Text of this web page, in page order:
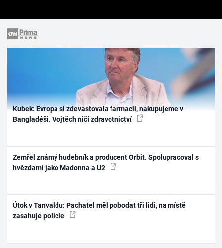
Kubek: Evropa si zdevastovala farmacii, nakupujeme v
Bangladéši. Vojtěch ničí zdravotnictví
Zemřel známý hudebník a producent Orbit. Spolupracoval s
hvězdami jako Madonna a U2
Útok v Tanvaldu: Pachatel měl pobodat tři lidi, na místě
zasahuje policie